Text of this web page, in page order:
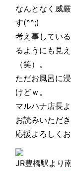
なんとなく威
す(^^;)
考え事してい
るようにも見
（笑）。
ただお風呂に
けどｗ。
マルハナ店長
お読みいただ
応援よろしく
JR豊橋駅より